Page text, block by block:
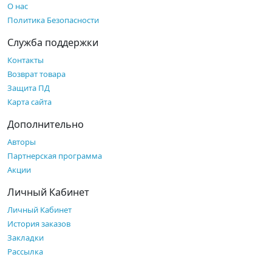
О нас
Политика Безопасности
Служба поддержки
Контакты
Возврат товара
Защита ПД
Карта сайта
Дополнительно
Авторы
Партнерская программа
Акции
Личный Кабинет
Личный Кабинет
История заказов
Закладки
Рассылка